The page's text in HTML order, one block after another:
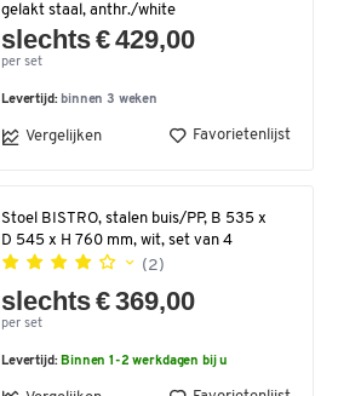
gelakt staal, anthr./white
slechts € 429,00
per set
Levertijd: binnen 3 weken
Vergelijken Favorietenlijst
Stoel BISTRO, stalen buis/PP, B 535 x
D 545 x H 760 mm, wit, set van 4
(2)
slechts € 369,00
per set
Levertijd: Binnen 1-2 werkdagen bij u